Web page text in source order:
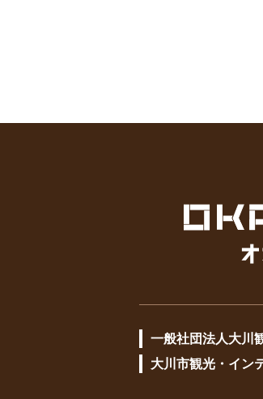
一般社団法人大川
大川市観光・イン